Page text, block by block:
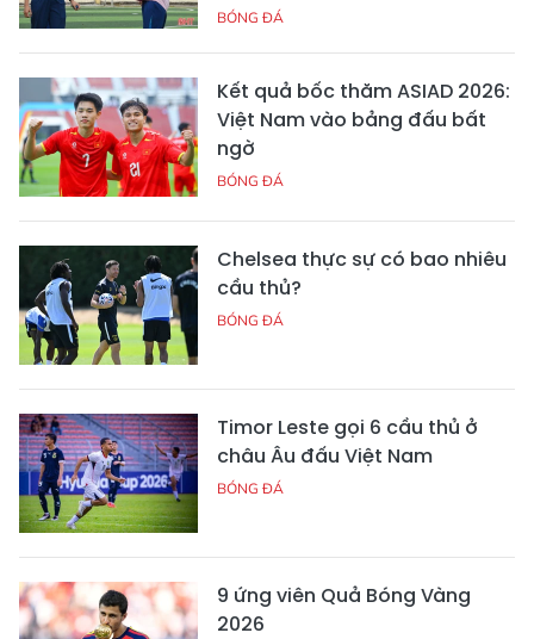
BÓNG ĐÁ
Kết quả bốc thăm ASIAD 2026:
Việt Nam vào bảng đấu bất
ngờ
BÓNG ĐÁ
Chelsea thực sự có bao nhiêu
cầu thủ?
BÓNG ĐÁ
Timor Leste gọi 6 cầu thủ ở
châu Âu đấu Việt Nam
BÓNG ĐÁ
9 ứng viên Quả Bóng Vàng
2026